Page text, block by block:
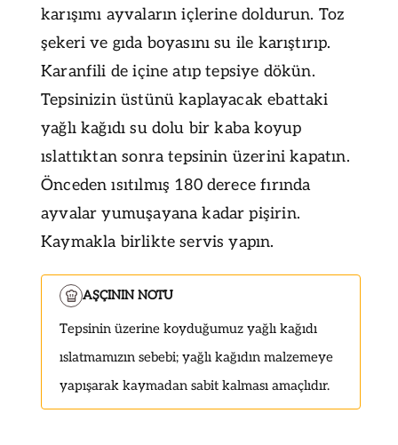
karışımı ayvaların içlerine doldurun. Toz
şekeri ve gıda boyasını su ile karıştırıp.
Karanfili de içine atıp tepsiye dökün.
Tepsinizin üstünü kaplayacak ebattaki
yağlı kağıdı su dolu bir kaba koyup
ıslattıktan sonra tepsinin üzerini kapatın.
Önceden ısıtılmış 180 derece fırında
ayvalar yumuşayana kadar pişirin.
Kaymakla birlikte servis yapın.
AŞÇININ NOTU
Tepsinin üzerine koyduğumuz yağlı kağıdı
ıslatmamızın sebebi; yağlı kağıdın malzemeye
yapışarak kaymadan sabit kalması amaçlıdır.